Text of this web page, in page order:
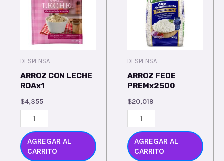
DESPENSA
ARROZ CON LECHE
ROAx1
$4,355
AGREGAR AL
CARRITO
DESPENSA
ARROZ FEDE
PREMx2500
$20,019
AGREGAR AL
CARRITO